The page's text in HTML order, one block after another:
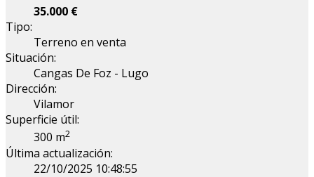
35.000 €
Tipo:
Terreno en venta
Situación:
Cangas De Foz - Lugo
Dirección:
Vilamor
Superficie útil:
300 m2
Última actualización:
22/10/2025 10:48:55